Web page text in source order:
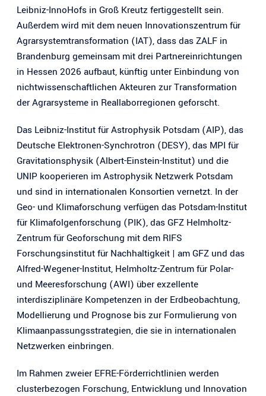
Leibniz-InnoHofs in Groß Kreutz fertiggestellt sein.
Außerdem wird mit dem neuen Innovationszentrum für
Agrarsystemtransformation (IAT), dass das ZALF in
Brandenburg gemeinsam mit drei Partnereinrichtungen
in Hessen 2026 aufbaut, künftig unter Einbindung von
nichtwissenschaftlichen Akteuren zur Transformation
der Agrarsysteme in Reallaborregionen geforscht.
Das Leibniz-Institut für Astrophysik Potsdam (AIP), das
Deutsche Elektronen-Synchrotron (DESY), das MPI für
Gravitationsphysik (Albert-Einstein-Institut) und die
UNIP kooperieren im Astrophysik Netzwerk Potsdam
und sind in internationalen Konsortien vernetzt. In der
Geo- und Klimaforschung verfügen das Potsdam-Institut
für Klimafolgenforschung (PIK), das GFZ Helmholtz-
Zentrum für Geoforschung mit dem RIFS
Forschungsinstitut für Nachhaltigkeit | am GFZ und das
Alfred-Wegener-Institut, Helmholtz-Zentrum für Polar-
und Meeresforschung (AWI) über exzellente
interdisziplinäre Kompetenzen in der Erdbeobachtung,
Modellierung und Prognose bis zur Formulierung von
Klimaanpassungsstrategien, die sie in internationalen
Netzwerken einbringen.
Im Rahmen zweier EFRE-Förderrichtlinien werden
clusterbezogen Forschung, Entwicklung und Innovation